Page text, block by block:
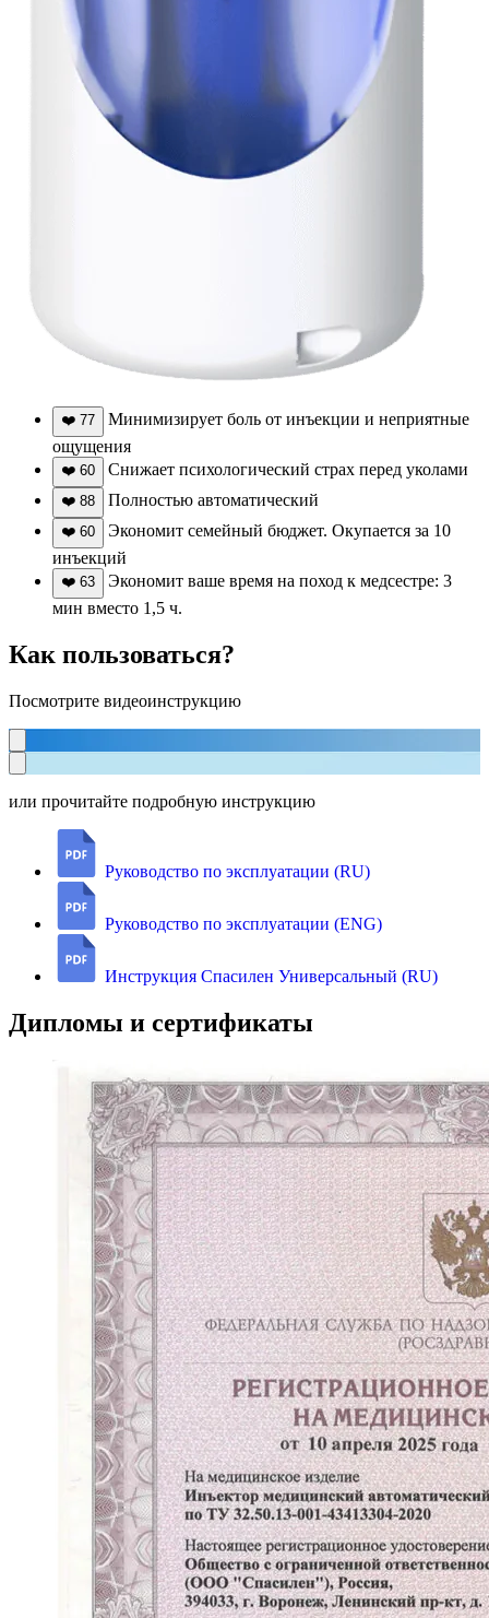
❤️ 77
Минимизирует боль от инъекции и неприятные
ощущения
❤️ 60 Снижает психологический страх перед уколами
❤️ 88 Полностью автоматический
❤️ 60
Экономит семейный бюджет. Окупается за 10
инъекций
❤️ 63
Экономит ваше время на поход к медсестре: 3
мин вместо 1,5 ч.
Как пользоваться?
Посмотрите видеоинструкцию
или прочитайте подробную инструкцию
Руководство по эксплуатации (RU)
Руководство по эксплуатации (ENG)
Инструкция Спасилен Универсальный (RU)
Дипломы и сертификаты